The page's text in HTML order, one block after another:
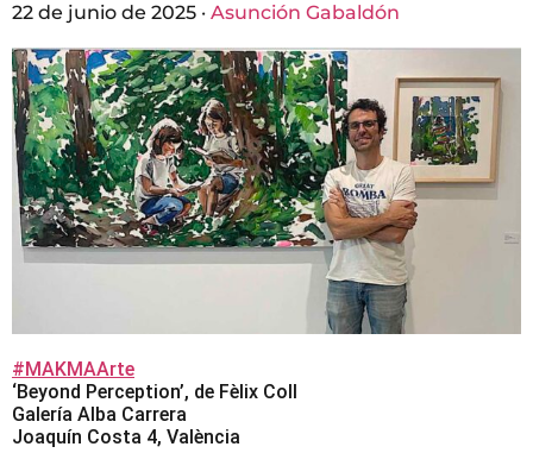
22 de junio de 2025 · Asunción Gabaldón
#MAKMAArte
‘Beyond Perception’, de Fèlix Coll
Galería Alba Carrera
Joaquín Costa 4, València